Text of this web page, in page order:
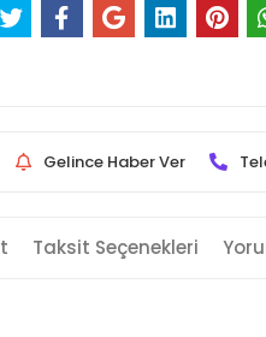
Gelince Haber Ver
Taksit Seçenekleri